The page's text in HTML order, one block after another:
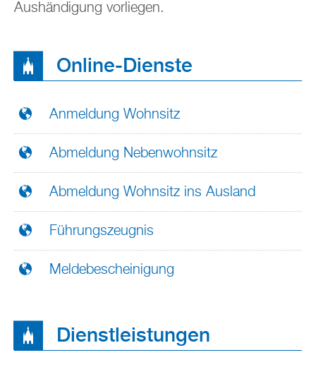
Aushändigung vorliegen.
Online-Dienste
Anmeldung Wohnsitz
Abmeldung Nebenwohnsitz
Abmeldung Wohnsitz ins Ausland
Führungszeugnis
Meldebescheinigung
Dienstleistungen